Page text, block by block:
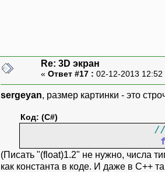
// Обработка
// Изменения в 2D
{
// При изменении 2D
}
// центр из середины
// чтобы она была
PointF
previousPoint.X =
for (int i = 1; i
PointF
nextPoint.X =
nextPoint.Y =
Re: 3D экран
« Ответ #17 : 02-12-2013
sergeyan, размер картинки - это
Код: (C#)
//
(Писать "(float)1.2" не нужно, числа
как константа в коде. И даже в C++